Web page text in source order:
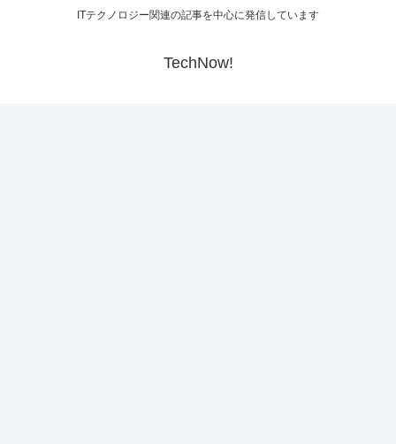
ITテクノロジー関連の記事を中心に発信しています
TechNow!